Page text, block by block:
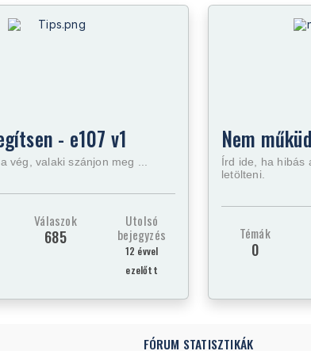
- e107 v1
vég, valaki szánjon meg ...
Válaszok
685
Utolsó
bejegyzés
12 évvel
ezelőtt
Nem
Írd ide, ha hibás
letölteni.
Témák
0
FÓRUM STATISZTIKÁK